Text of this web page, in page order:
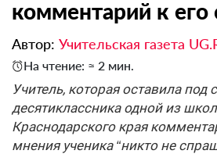
комментарий к
Автор: Учительская газета
На чтение: ≈ 2 мин.
Учитель, которая оставила под
десятиклассника одной из
Краснодарского края
мнения ученика “никто не